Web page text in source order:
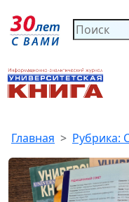
Главная Рубрика: